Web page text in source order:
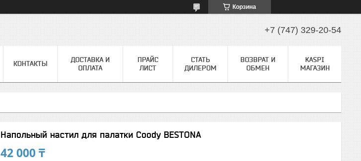
Корзина
+7 (747) 329-20-54
КОНТАКТЫ
ДОСТАВКА И
ОПЛАТА
ПРАЙС
ЛИСТ
СТАТЬ
ДИЛЕРОМ
ВОЗВРАТ И
ОБМЕН
KASPI
МАГАЗИН
Напольный настил для палатки Coody BESTONA
42 000 ₸